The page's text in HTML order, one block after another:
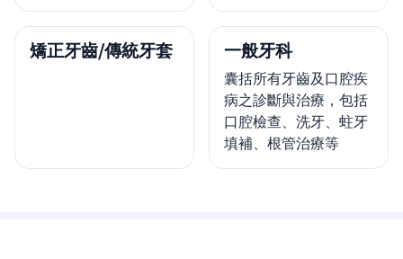
矯正牙齒/傳統牙套 一般牙科
囊括所有牙齒及口腔疾
病之診斷與治療，包括
口腔檢查、洗牙、蛀牙
填補、根管治療等